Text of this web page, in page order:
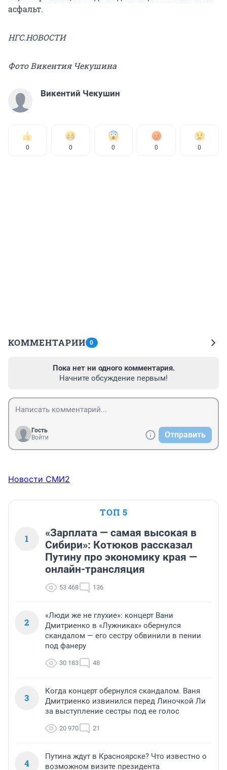
асфальт.
НГС.НОВОСТИ
Фото Викентия Чекушина
Викентий Чекушин
0 0 0 0 0
КОММЕНТАРИИ 0
Пока нет ни одного комментария.
Начните обсуждение первым!
Гость
Войти
Отправить
Новости СМИ2
ТОП 5
1
«Зарплата — самая высокая в
Сибири»: Котюков рассказал
Путину про экономику края —
онлайн-трансляция
53 468 136
2
«Люди же не глухие»: концерт Вани
Дмитриенко в «Лужниках» обернулся
скандалом — его сестру обвинили в пении
под фанеру
30 183 48
3
Когда концерт обернулся скандалом. Ваня
Дмитриенко извинился перед Линочкой Ли
за выступление сестры под ее голос
20 970 21
4
Путина ждут в Красноярске? Что известно о
возможном визите президента